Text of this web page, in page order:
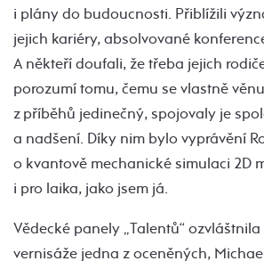
i plány do budoucnosti. Přiblížili
jejich kariéry, absolvované
A někteří doufali, že třeba jejich
porozumí tomu, čemu se vlastně
z příběhů jedinečný, spojovaly je
a nadšení. Díky nim bylo vyprávění
o kvantově mechanické simulaci 2D
i pro laika, jako jsem já.
Vědecké panely „Talentů“
vernisáže jedna z oceněných,